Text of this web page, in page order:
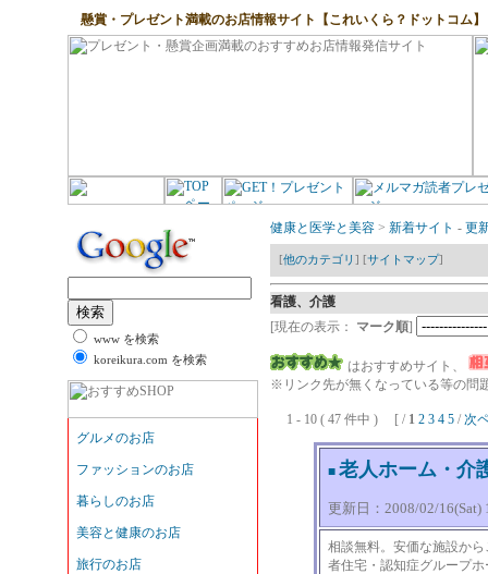
懸賞・プレゼント満載のお店情報サイト【これいくら？ドットコム】
www を検索
koreikura.com を検索
健康と医学と美容 > 新着サイト - 更
[他のカテゴリ ] [サイトマップ]
看護、介護
[現在の表示：
マーク順]
はおすすめサイト、
※リンク先が無くなっている等の問
1 - 10 ( 47 件中 ) [ / 1 2 3 4 5 / 次
■ 老人ホーム・介
更新日：2008/02/16(Sat)
相談無料。安価な施設か
者住宅・認知症グループ